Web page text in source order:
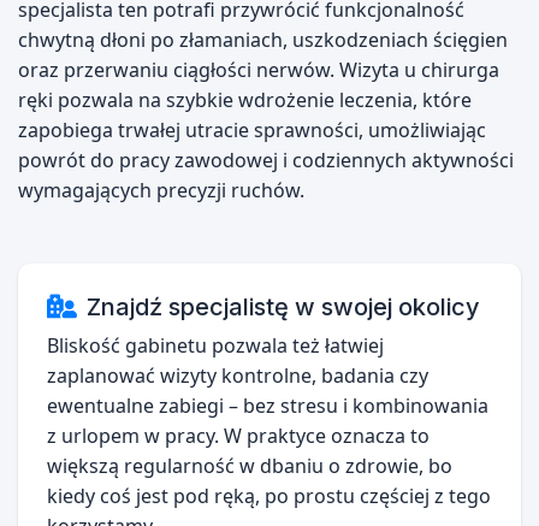
specjalista ten potrafi przywrócić funkcjonalność
chwytną dłoni po złamaniach, uszkodzeniach ścięgien
oraz przerwaniu ciągłości nerwów. Wizyta u chirurga
ręki pozwala na szybkie wdrożenie leczenia, które
zapobiega trwałej utracie sprawności, umożliwiając
powrót do pracy zawodowej i codziennych aktywności
wymagających precyzji ruchów.
Znajdź specjalistę w swojej okolicy
Bliskość gabinetu pozwala też łatwiej
zaplanować wizyty kontrolne, badania czy
ewentualne zabiegi – bez stresu i kombinowania
z urlopem w pracy. W praktyce oznacza to
większą regularność w dbaniu o zdrowie, bo
kiedy coś jest pod ręką, po prostu częściej z tego